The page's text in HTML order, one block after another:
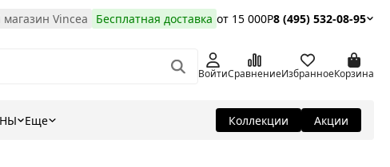
Vincea Бесплатная доставка от 15 000Р8 (495) 532-08-95
ВойтиСравнениеИзбранноеКорзина
Еще Коллекции Акции